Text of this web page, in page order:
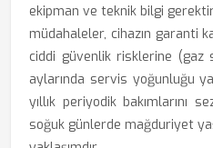
ekipman ve teknik bilgi
müdahaleler, cihazın garanti
ciddi güvenlik risklerine (gaz
aylarında servis yoğunluğu
yıllık periyodik bakımlarını
soğuk günlerde mağduriyet